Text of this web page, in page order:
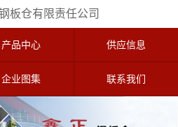
板仓有限责任公司
产品中心 供应信息
企业图集 联系我们